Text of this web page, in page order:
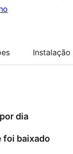
Instalação
dia
foi baixado